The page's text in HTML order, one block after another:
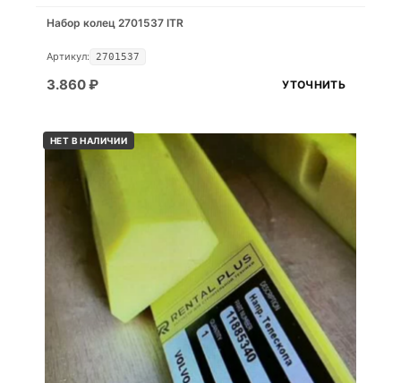
Набор колец 2701537 ITR
Артикул: 2701537
3.860₽ УТОЧНИТЬ
НЕТ В НАЛИЧИИ